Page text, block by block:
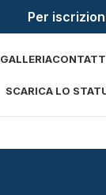
Per
GALLERIA
SCARICA LO